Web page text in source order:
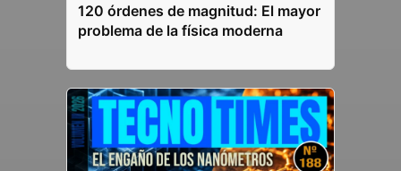
120 órdenes de magnitud: El mayor
problema de la física moderna